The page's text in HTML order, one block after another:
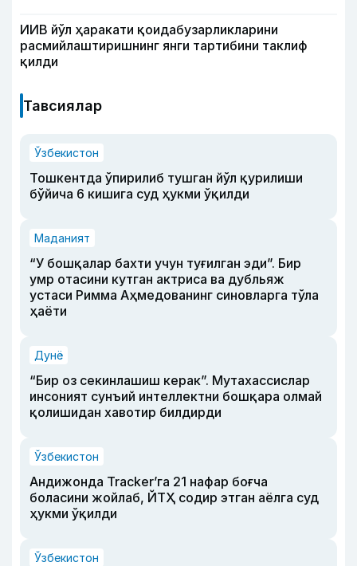
ИИВ йўл ҳаракати қоидабузарликларини
расмийлаштиришнинг янги тартибини таклиф
қилди
Тавсиялар
Ўзбекистон
Тошкентда ўпирилиб тушган йўл қурилиши
бўйича 6 кишига суд ҳукми ўқилди
Маданият
“У бошқалар бахти учун туғилган эди”. Бир
умр отасини кутган актриса ва дубльяж
устаси Римма Аҳмедованинг синовларга тўла
ҳаёти
Дунё
“Бир оз секинлашиш керак”. Мутахассислар
инсоният сунъий интеллектни бошқара олмай
қолишидан хавотир билдирди
Ўзбекистон
Андижонда Tracker’га 21 нафар боғча
боласини жойлаб, ЙТҲ содир этган аёлга суд
ҳукми ўқилди
Ўзбекистон